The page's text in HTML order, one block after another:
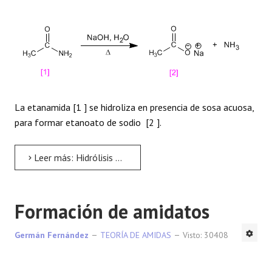
La etanamida [1 ] se hidroliza en presencia de sosa acuosa,
para formar etanoato de sodio [2 ].
Leer más: Hidrólisis básica de amidas
Formación de amidatos
Germán Fernández TEORÍA DE AMIDAS Visto: 30408